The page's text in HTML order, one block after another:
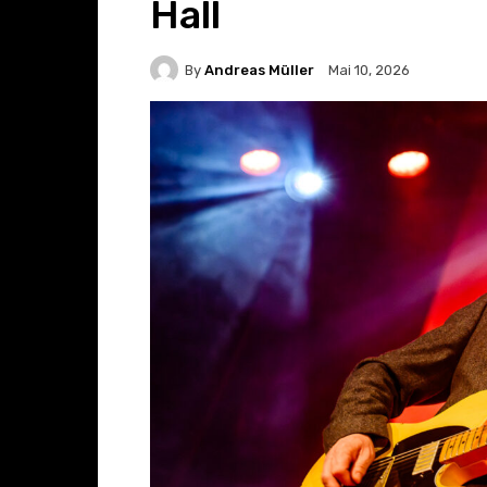
Hall
By Andreas Müller Mai 10, 2026